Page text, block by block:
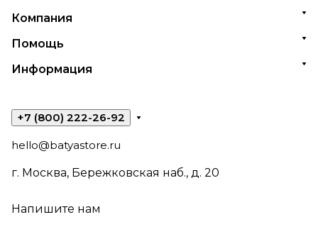
Компания
Помощь
Информация
+7 (800) 222-26-92
hello@batyastore.ru
г. Москва, Бережковская наб., д. 20
Напишите нам